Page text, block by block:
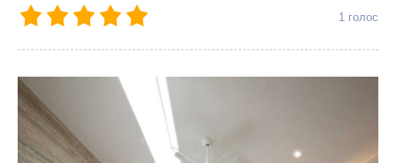
1 голос